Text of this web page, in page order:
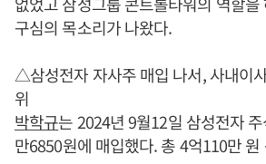
구심의 목소리가 나왔다.
△삼성전자 자사주 매입 나서, 사내이
위
박학규는 2024년 9월12일 삼성전자
만6850원에 매입했다. 총 4억110만 원